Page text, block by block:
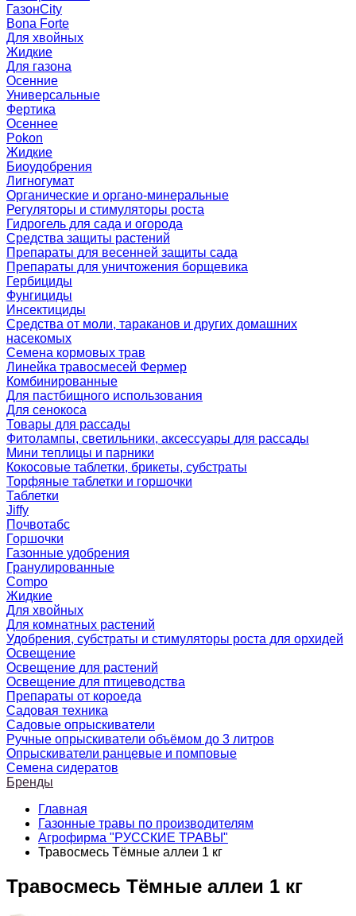
ГазонCity
Bona Forte
Для хвойных
Жидкие
Для газона
Осенние
Универсальные
Фертика
Осеннее
Pokon
Жидкие
Биоудобрения
Лигногумат
Органические и органо-минеральные
Регуляторы и стимуляторы роста
Гидрогель для сада и огорода
Средства защиты растений
Препараты для весенней защиты сада
Препараты для уничтожения борщевика
Гербициды
Фунгициды
Инсектициды
Средства от моли, тараканов и других домашних
насекомых
Семена кормовых трав
Линейка травосмесей Фермер
Комбинированные
Для пастбищного использования
Для сенокоса
Товары для рассады
Фитолампы, светильники, аксессуары для рассады
Мини теплицы и парники
Кокосовые таблетки, брикеты, субстраты
Торфяные таблетки и горшочки
Таблетки
Jiffy
Почвотабс
Горшочки
Газонные удобрения
Гранулированные
Compo
Жидкие
Для хвойных
Для комнатных растений
Удобрения, субстраты и стимуляторы роста для орхидей
Освещение
Освещение для растений
Освещение для птицеводства
Препараты от короеда
Садовая техника
Садовые опрыскиватели
Ручные опрыскиватели объёмом до 3 литров
Опрыскиватели ранцевые и помповые
Семена сидератов
Бренды
Главная
Газонные травы по производителям
Агрофирма "РУССКИЕ ТРАВЫ"
Травосмесь Тёмные аллеи 1 кг
Травосмесь Тёмные аллеи 1 кг